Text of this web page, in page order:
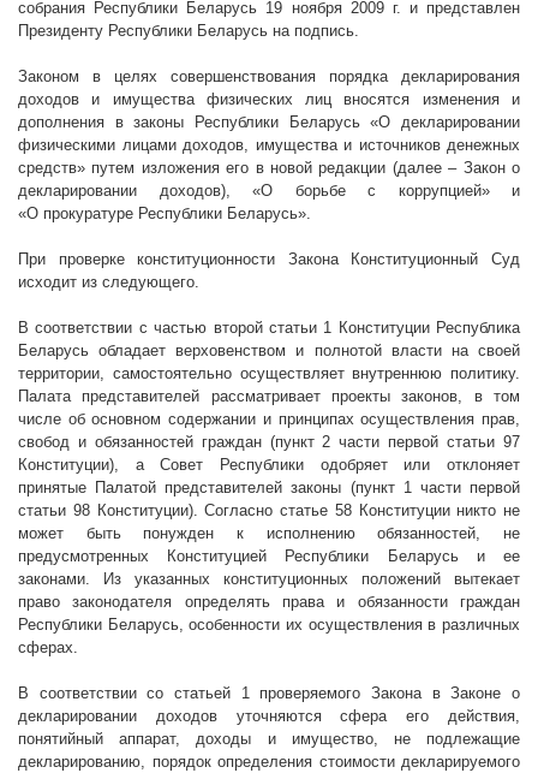
собрания Республики Беларусь 19 ноября 2009 г. и представлен
Президенту Республики Беларусь на подпись.
Законом в целях совершенствования порядка декларирования
доходов и имущества физических лиц вносятся изменения и
дополнения в законы Республики Беларусь «О декларировании
физическими лицами доходов, имущества и источников денежных
средств» путем изложения его в новой редакции (далее – Закон о
декларировании доходов), «О борьбе с коррупцией» и
«О прокуратуре Республики Беларусь».
При проверке конституционности Закона Конституционный Суд
исходит из следующего.
В соответствии с частью второй статьи 1 Конституции Республика
Беларусь обладает верховенством и полнотой власти на своей
территории, самостоятельно осуществляет внутреннюю политику.
Палата представителей рассматривает проекты законов, в том
числе об основном содержании и принципах осуществления прав,
свобод и обязанностей граждан (пункт 2 части первой статьи 97
Конституции), а Совет Республики одобряет или отклоняет
принятые Палатой представителей законы (пункт 1 части первой
статьи 98 Конституции). Согласно статье 58 Конституции никто не
может быть понужден к исполнению обязанностей, не
предусмотренных Конституцией Республики Беларусь и ее
законами. Из указанных конституционных положений вытекает
право законодателя определять права и обязанности граждан
Республики Беларусь, особенности их осуществления в различных
сферах.
В соответствии со статьей 1 проверяемого Закона в Законе о
декларировании доходов уточняются сфера его действия,
понятийный аппарат, доходы и имущество, не подлежащие
декларированию, порядок определения стоимости декларируемого